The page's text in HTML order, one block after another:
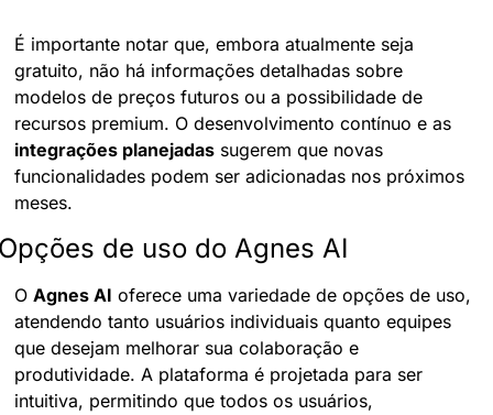
É importante notar que, embora atualmente seja
gratuito, não há informações detalhadas sobre
modelos de preços futuros ou a possibilidade de
integrações planejadas sugerem que novas
funcionalidades podem ser adicionadas nos próximos
meses.
de uso do Agnes AI
O Agnes AI oferece uma variedade de opções de uso,
atendendo tanto usuários individuais quanto equipes
que desejam melhorar sua colaboração e
produtividade. A plataforma é projetada para ser
intuitiva, permitindo que todos os usuários,